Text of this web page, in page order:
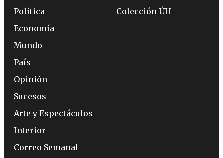
Política
Economía
Mundo
País
Opinión
Sucesos
Arte y Espectáculos
Interior
Correo Semanal
Colección ÚH